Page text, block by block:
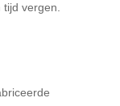
vergen.